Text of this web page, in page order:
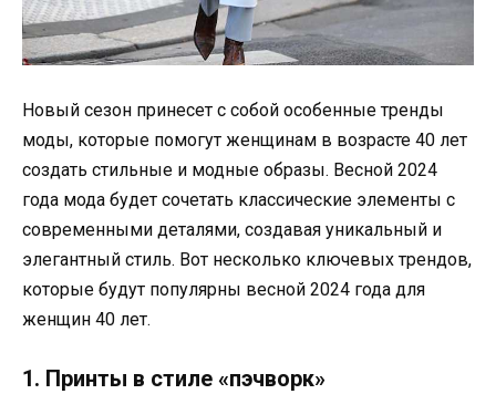
Новый сезон принесет с собой особенные тренды
моды, которые помогут женщинам в возрасте 40 лет
создать стильные и модные образы. Весной 2024
года мода будет сочетать классические элементы с
современными деталями, создавая уникальный и
элегантный стиль. Вот несколько ключевых трендов,
которые будут популярны весной 2024 года для
женщин 40 лет.
1. Принты в стиле «пэчворк»